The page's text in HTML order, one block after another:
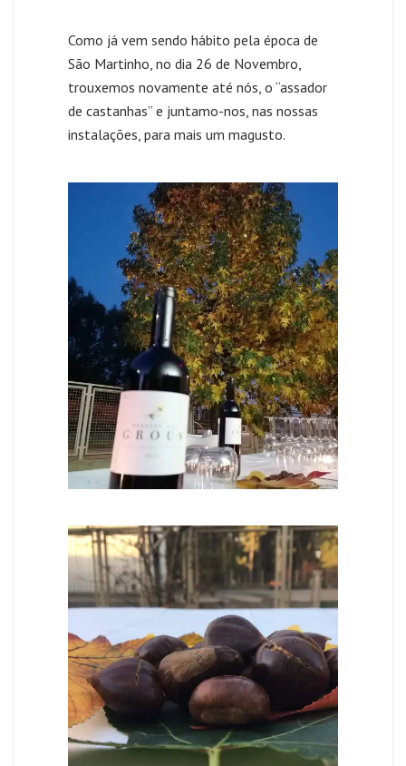
Como já vem sendo hábito pela época de
São Martinho, no dia 26 de Novembro,
trouxemos novamente até nós, o “assador
de castanhas” e juntamo-nos, nas nossas
instalações, para mais um magusto.